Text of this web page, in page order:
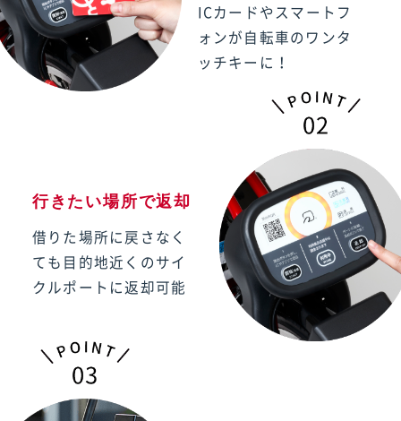
ICカードやスマートフ
ォンが自転車のワンタ
ッチキーに！
行きたい場所で返却
借りた場所に戻さなく
ても 目的地近くのサイ
クルポートに返却可能